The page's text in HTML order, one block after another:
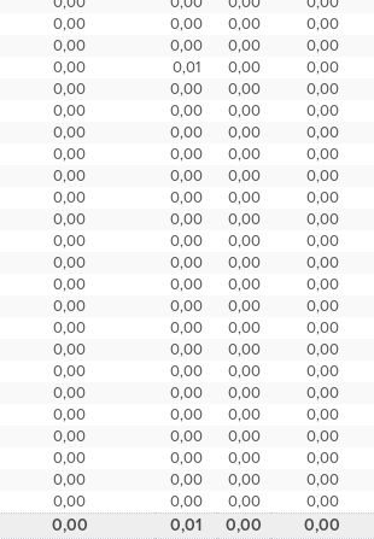
0,00 0,00 0,00
0,00
0,00 0,00 0,00
0,00
0,00 0,01 0,00
0,00
0,00 0,00 0,00
0,00
0,00 0,00 0,00
0,00
0,00 0,00 0,00
0,00
0,00 0,00 0,00
0,00
0,00 0,00 0,00
0,00
0,00 0,00 0,00
0,00
0,00 0,00 0,00
0,00
0,00 0,00 0,00
0,00
0,00 0,00 0,00
0,00
0,00 0,00 0,00
0,00
0,00 0,00 0,00
0,00
0,00 0,00 0,00
0,00
0,00 0,00 0,00
0,00
0,00 0,00 0,00
0,00
0,00 0,00 0,00
0,00
0,00 0,00 0,00
0,00
0,00 0,00 0,00
0,00
0,00 0,00 0,00
0,00
0,00 0,00 0,00
0,00
0,00 0,00 0,00 0,00
0,00 0,01 0,00 0,00